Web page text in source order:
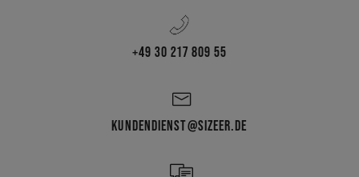
+49 30 217 809 55
KUNDENDIENST@SIZEER.DE